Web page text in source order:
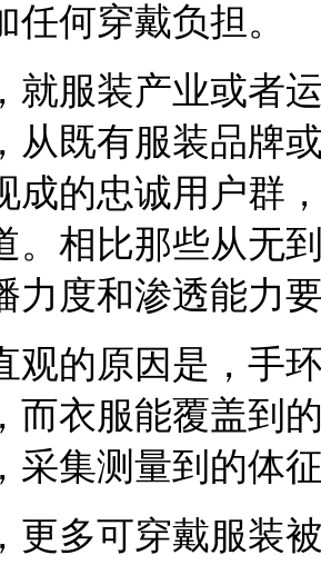
任何穿戴负担。
服装产业或者运
从既有服装品牌
成的忠诚用户群
。相比那些从无
力度和渗透能力
的原因是，手环
而衣服能覆盖到
采集测量到的体
多可穿戴服装被